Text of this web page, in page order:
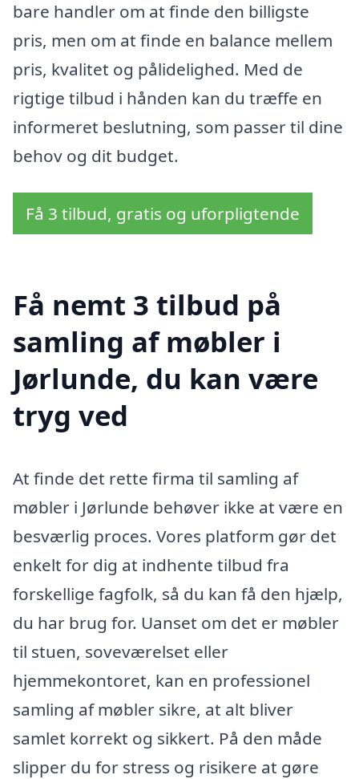
bare handler om at finde den billigste
pris, men om at finde en balance mellem
pris, kvalitet og pålidelighed. Med de
rigtige tilbud i hånden kan du træffe en
informeret beslutning, som passer til dine
behov og dit budget.
Få 3 tilbud, gratis og uforpligtende
Få nemt 3 tilbud på
samling af møbler i
Jørlunde, du kan være
tryg ved
At finde det rette firma til samling af
møbler i Jørlunde behøver ikke at være en
besværlig proces. Vores platform gør det
enkelt for dig at indhente tilbud fra
forskellige fagfolk, så du kan få den hjælp,
du har brug for. Uanset om det er møbler
til stuen, soveværelset eller
hjemmekontoret, kan en professionel
samling af møbler sikre, at alt bliver
samlet korrekt og sikkert. På den måde
slipper du for stress og risikere at gøre